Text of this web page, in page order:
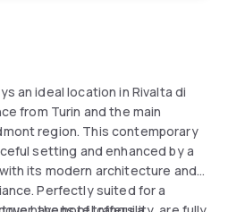
an ideal location in Rivalta di
from Turin and the main
region. This contemporary
setting and enhanced by a
its modern architecture and
Perfectly suited for a